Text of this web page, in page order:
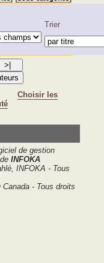
Trier
Choisir les
de gestion
INFOKA
INFOKA - Tous
- Tous droits